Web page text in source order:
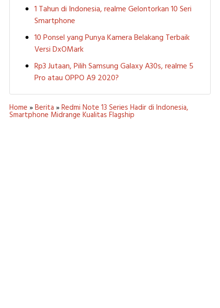
1 Tahun di Indonesia, realme Gelontorkan 10 Seri
Smartphone
10 Ponsel yang Punya Kamera Belakang Terbaik
Versi DxOMark
Rp3 Jutaan, Pilih Samsung Galaxy A30s, realme 5
Pro atau OPPO A9 2020?
Home »Berita »Redmi Note 13 Series Hadir di Indonesia,
Smartphone Midrange Kualitas Flagship